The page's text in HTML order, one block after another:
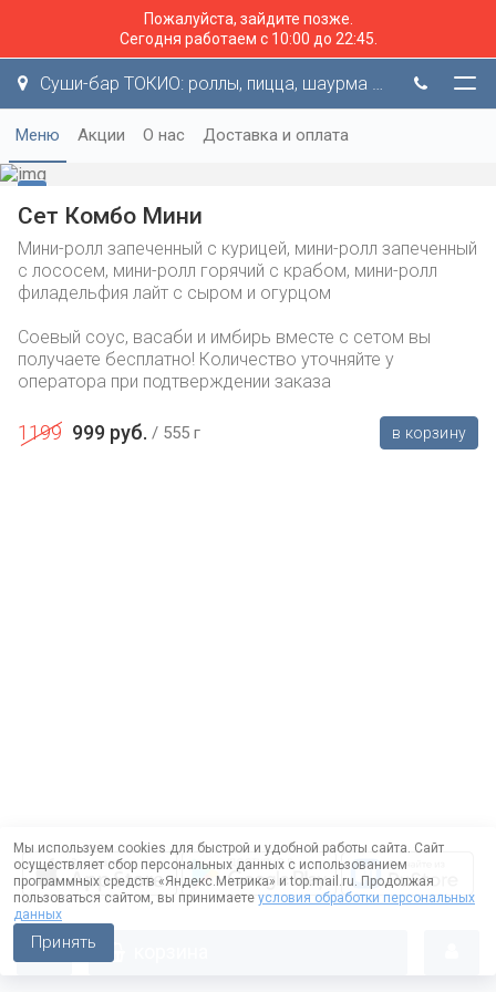
Пожалуйста, зайдите позже.
Сегодня работаем с 10:00 до 22:45.
Суши-бар ТОКИО: роллы, пицца, шаурма и не только!
Меню Акции О нас Доставка и оплата
Сет Комбо Мини
Мини-ролл запеченный с курицей, мини-ролл запеченный
с лососем, мини-ролл горячий с крабом, мини-ролл
филадельфия лайт с сыром и огурцом
Соевый соус, васаби и имбирь вместе с сетом вы
получаете бесплатно! Количество уточняйте у
оператора при подтверждении заказа
1199 999 руб. 555 г в корзину
Мы используем cookies для быстрой и удобной работы сайта. Сайт
осуществляет сбор персональных данных с использованием
программных средств «Яндекс.Метрика» и top.mail.ru. Продолжая
пользоваться сайтом, вы принимаете условия обработки персональных
данных
Принять